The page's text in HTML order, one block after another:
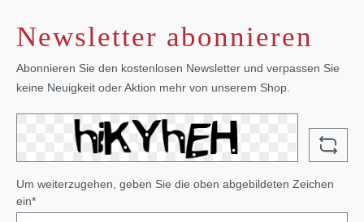
Newsletter abonnieren
Abonnieren Sie den kostenlosen Newsletter und verpassen Sie
keine Neuigkeit oder Aktion mehr von unserem Shop.
Um weiterzugehen, geben Sie die oben abgebildeten Zeichen
ein*